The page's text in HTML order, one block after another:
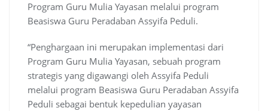
Program Guru Mulia Yayasan melalui program
Beasiswa Guru Peradaban Assyifa Peduli.
“Penghargaan ini merupakan implementasi dari
Program Guru Mulia Yayasan, sebuah program
strategis yang digawangi oleh Assyifa Peduli
melalui program Beasiswa Guru Peradaban Assyifa
Peduli sebagai bentuk kepedulian yayasan